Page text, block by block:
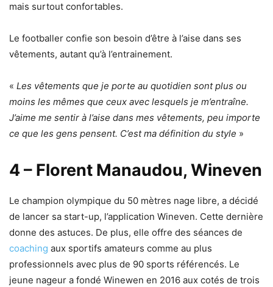
mais surtout confortables.
Le footballer confie son besoin d’être à l’aise dans ses
vêtements, autant qu’à l’entrainement.
« Les vêtements que je porte au quotidien sont plus ou
moins les mêmes que ceux avec lesquels je m’entraîne.
J’aime me sentir à l’aise dans mes vêtements, peu importe
ce que les gens pensent. C’est ma définition du style »
4 – Florent Manaudou, Wineven
Le champion olympique du 50 mètres nage libre, a décidé
de lancer sa start-up, l’application Wineven. Cette dernière
donne des astuces. De plus, elle offre des séances de
coaching aux sportifs amateurs comme au plus
professionnels avec plus de 90 sports référencés. Le
jeune nageur a fondé Winewen en 2016 aux cotés de trois